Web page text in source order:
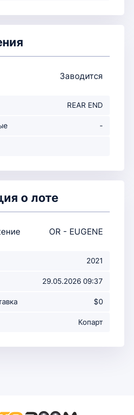
Заводится
REAR END
-
о лоте
OR - EUGENE
2021
29.05.2026 09:37
$0
Копарт